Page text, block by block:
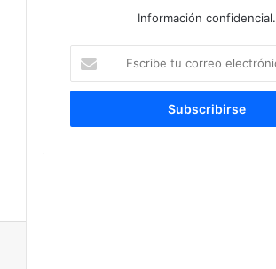
Información confidencial.
tu
correo